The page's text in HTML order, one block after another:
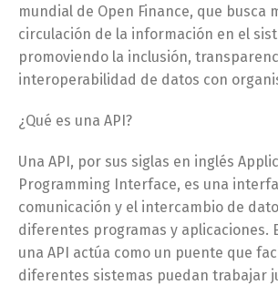
mundial de Open Finance, que busca
circulación de la información en el
promoviendo la inclusión,
interoperabilidad de datos con
¿Qué es una API?
Una API, por sus siglas en inglés
Programming Interface, es una
comunicación y el intercambio de
diferentes programas y aplicaciones.
una API actúa como un puente que
diferentes sistemas puedan trabajar